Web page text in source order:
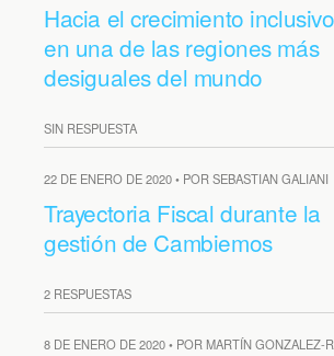
Hacia el crecimiento inclusivo
en una de las regiones más
desiguales del mundo
SIN RESPUESTA
22 DE ENERO DE 2020 • POR SEBASTIAN GALIANI
Trayectoria Fiscal durante la
gestión de Cambiemos
2 RESPUESTAS
8 DE ENERO DE 2020 • POR MARTÍN GONZALEZ-